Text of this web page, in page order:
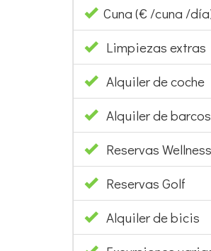
Limpiezas extras
Alquiler de coche
Alquiler de barcos
Reservas Wellness
Reservas Golf
Alquiler de bicis
Excursiones varias